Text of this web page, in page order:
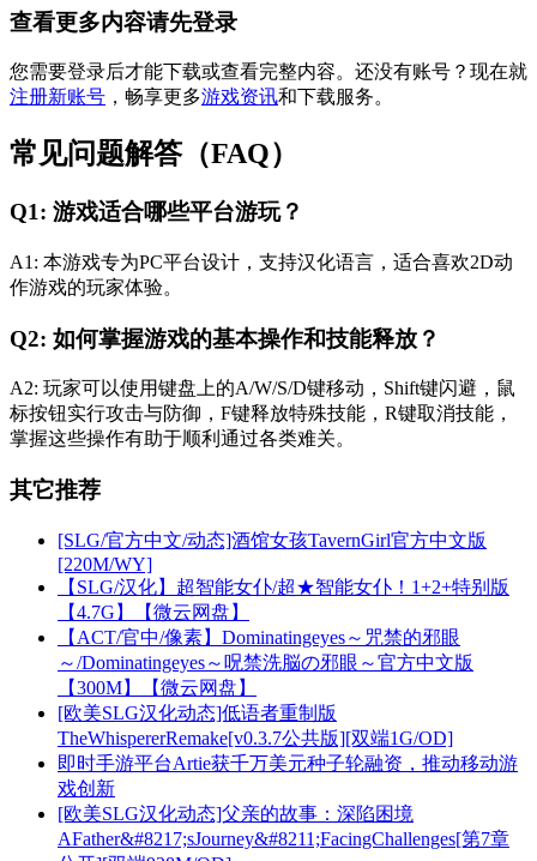
查看更多内容请先登录
您需要登录后才能下载或查看完整内容。还没有账号？现在就
注册新账号 ，畅享更多游戏资讯和下载服务。
常见问题解答（FAQ）
Q1: 游戏适合哪些平台游玩？
A1: 本游戏专为PC平台设计，支持汉化语言，适合喜欢2D动
作游戏的玩家体验。
Q2: 如何掌握游戏的基本操作和技能释放？
A2: 玩家可以使用键盘上的A/W/S/D键移动，Shift键闪避，鼠
标按钮实行攻击与防御，F键释放特殊技能，R键取消技能，
掌握这些操作有助于顺利通过各类难关。
其它推荐
[SLG/官方中文/动态]酒馆女孩TavernGirl官方中文版
[220M/WY]
【SLG/汉化】超智能女仆/超★智能女仆！1+2+特别版
【4.7G】【微云网盘】
【ACT/官中/像素】Dominatingeyes～咒禁的邪眼
～/Dominatingeyes～呪禁洗脳の邪眼～官方中文版
【300M】【微云网盘】
[欧美SLG汉化动态]低语者重制版
TheWhispererRemake[v0.3.7公共版][双端1G/OD]
即时手游平台Artie获千万美元种子轮融资，推动移动游
戏创新
[欧美SLG汉化动态]父亲的故事：深陷困境
AFather&#8217;sJourney&#8211;FacingChallenges[第7章